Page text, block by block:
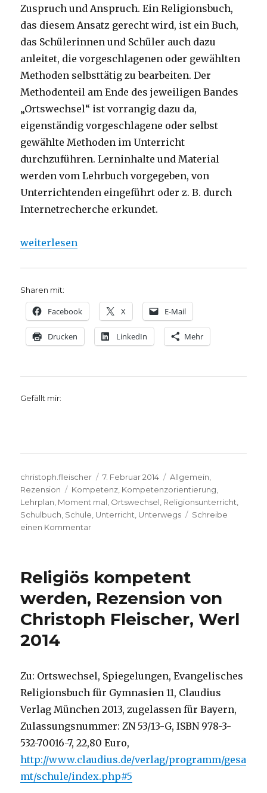
Zuspruch und Anspruch. Ein Religionsbuch,
das diesem Ansatz gerecht wird, ist ein Buch,
das Schülerinnen und Schüler auch dazu
anleitet, die vorgeschlagenen oder gewählten
Methoden selbsttätig zu bearbeiten. Der
Methodenteil am Ende des jeweiligen Bandes
„Ortswechsel“ ist vorrangig dazu da,
eigenständig vorgeschlagene oder selbst
gewählte Methoden im Unterricht
durchzuführen. Lerninhalte und Material
werden vom Lehrbuch vorgegeben, von
Unterrichtenden eingeführt oder z. B. durch
Internetrecherche erkundet.
„Religion im Wechsel der Zeit, Rezension von
weiterlesen
Sharen mit:
Facebook X E-Mail
Drucken LinkedIn Mehr
Gefällt mir:
Autor
christoph.fleischer
Veröffentlicht
am
7. Februar 2014 Kategorien
Allgemein
Rezension
Schlagwörter
Kompetenz Kompetenzorientierung
Lehrplan Moment mal Ortswechsel Religionsunterricht
Schulbuch Schule Unterricht Unterwegs
Schreibe
einen Kommentarzu
der
Rezension
von
Christoph
Religiös kompetent
werden, Rezension von
Christoph Fleischer, Werl
2014
Zu: Ortswechsel, Spiegelungen, Evangelisches
Religionsbuch für Gymnasien 11, Claudius
Verlag München 2013, zugelassen für Bayern,
Zulassungsnummer: ZN 53/13-G, ISBN 978-3-
532-70016-7, 22,80 Euro,
http://www.claudius.de/verlag/programm/gesa
mt/schule/index.php#5